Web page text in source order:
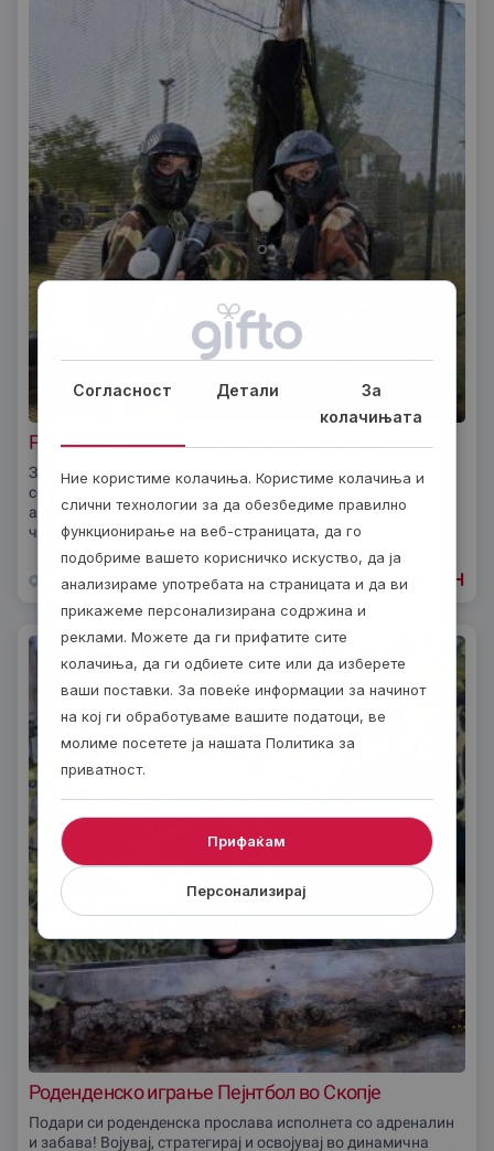
Рекреативно играње Пејнтбол во Скопjе
Започни ја твојата авантура во светот на пејнтбол заедно
со твоите пријатели! Резервирај ја твојата игра и доживеј
адреналинска забава каква што никогаш досега не си ја
чувствувал. Идеално
Скопjе 90 минути од 5760 ден
Роденденско играње Пејнтбол во Скопjе
Подари си роденденска прослава исполнета со адреналин
и забава! Војувај, стратегирај и освојувај во динамична
Согласност Детали
За
колачињата
Ние користиме колачиња. Користиме колачиња и
слични технологии за да обезбедиме правилно
функционирање на веб-страницата, да го
подобриме вашето корисничко искуство, да ја
анализираме употребата на страницата и да ви
прикажеме персонализирана содржина и
реклами. Можете да ги прифатите сите
колачиња, да ги одбиете сите или да изберете
ваши поставки. За повеќе информации за начинот
на кој ги обработуваме вашите податоци, ве
молиме посетете ја нашата Политика за
приватност.
Персонализирај
Прифаќам